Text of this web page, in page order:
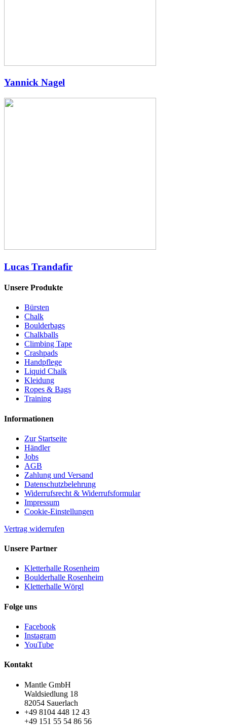
Yannick Nagel
Lucas Trandafir
Unsere Produkte
Bürsten
Chalk
Boulderbags
Chalkballs
Climbing Tape
Crashpads
Handpflege
Liquid Chalk
Kleidung
Ropes & Bags
Training
Informationen
Zur Startseite
Händler
Jobs
AGB
Zahlung und Versand
Datenschutzbelehrung
Widerrufsrecht & Widerrufsformular
Impressum
Cookie-Einstellungen
Vertrag widerrufen
Unsere Partner
Kletterhalle Rosenheim
Boulderhalle Rosenheim
Kletterhalle Wörgl
Folge uns
Facebook
Instagram
YouTube
Kontakt
Mantle GmbH
Waldsiedlung 18
82054 Sauerlach
+49 8104 448 12 43
+49 151 55 54 86 56